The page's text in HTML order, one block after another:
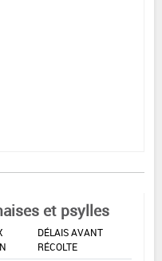
et psylles
DÉLAIS AVANT
RÉCOLTE